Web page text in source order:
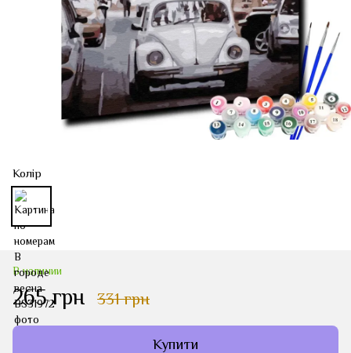
Колір
В наличии
265 грн 331 грн
Купити